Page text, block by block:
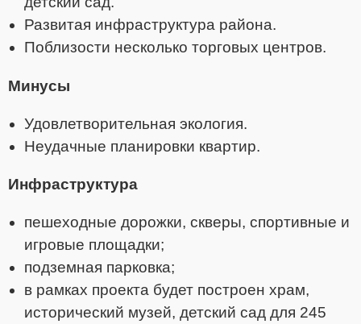
Развитая инфраструктура района.
Поблизости несколько торговых центров.
Минусы
Удовлетворительная экология.
Неудачные планировки квартир.
Инфраструктура
пешеходные дорожки, скверы, спортивные и
игровые площадки;
подземная парковка;
в рамках проекта будет построен храм,
исторический музей, детский сад для 245